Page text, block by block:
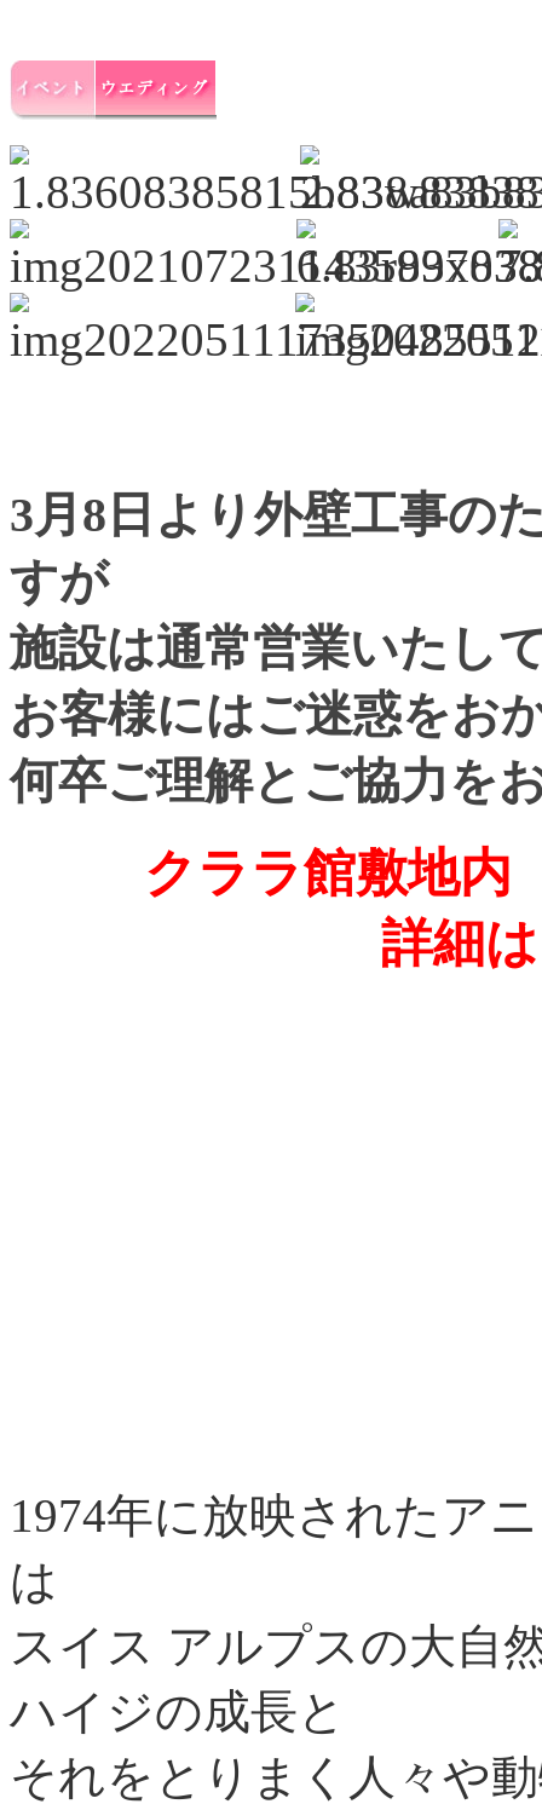
3月8日より外壁工事の
すが
施設は通常営業いたし
お客様にはご迷惑をお
何卒ご理解とご協力を
クララ館敷地
詳細
1974年に放映されたア
は
スイス アルプスの大自
ハイジの成長と
それをとりまく人々や